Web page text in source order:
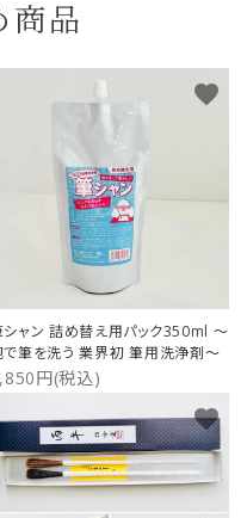
商品
シャン 詰め替え用パック350ml ～
で筆を洗う 業界初 筆用洗浄剤～
円(税込)
favorite
favorite